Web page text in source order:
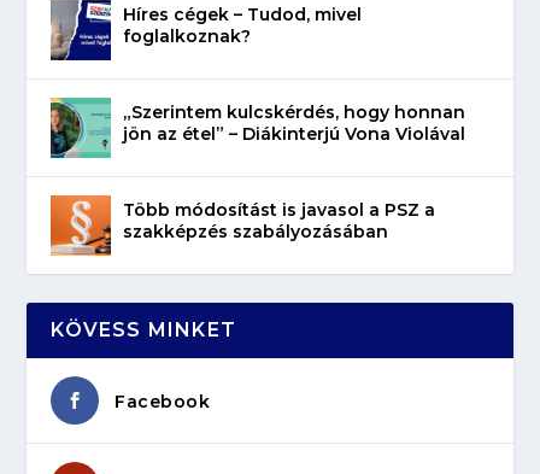
Híres cégek – Tudod, mivel
foglalkoznak?
„Szerintem kulcskérdés, hogy honnan
jön az étel” – Diákinterjú Vona Violával
Több módosítást is javasol a PSZ a
szakképzés szabályozásában
KÖVESS MINKET
Facebook